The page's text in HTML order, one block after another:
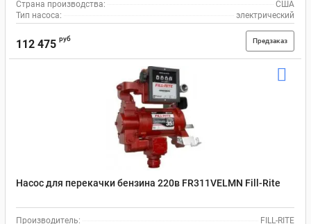
Страна производства:
США
Тип насоса:
электрический
112 475 руб Предзаказ
Насос для перекачки бензина 220в FR311VELMN Fill-Rite
Производитель:
FILL-RITE